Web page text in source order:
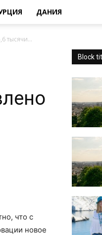
ДАНИЯ
тысячи...
что с
новое
Block